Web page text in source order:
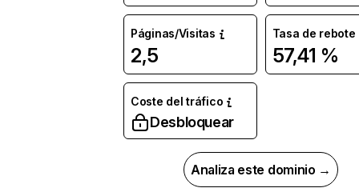
Páginas/Visitas
2,5
Tasa de rebote
57,41 %
Coste del tráfico
Desbloquear
Analiza este dominio →